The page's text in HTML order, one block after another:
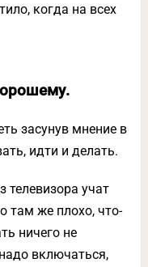
когда на всех
засунув мнение в
идти и делать.
телевизора учат
там же плохо, что-
ничего не
включаться,